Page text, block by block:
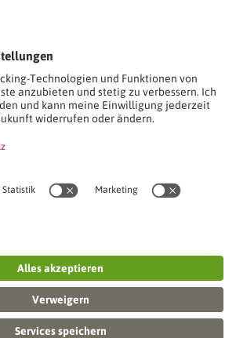
und Absolventen
Raumanmietung